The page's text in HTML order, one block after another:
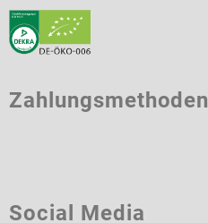
Zahlungsmethoden
Social Media